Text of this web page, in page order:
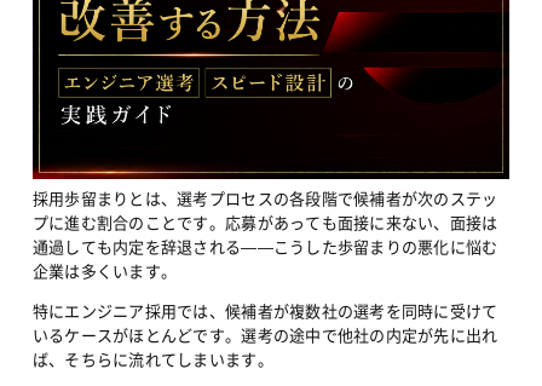
採用歩留まりとは、選考プロセスの各段階で候補者が次のステッ
プに進む割合のことです。応募があっても面接に来ない、面接は
通過しても内定を辞退される——こうした歩留まりの悪化に悩む
企業は多くいます。
特にエンジニア採用では、候補者が複数社の選考を同時に受けて
いるケースがほとんどです。選考の途中で他社の内定が先に出れ
ば、そちらに流れてしまいます。